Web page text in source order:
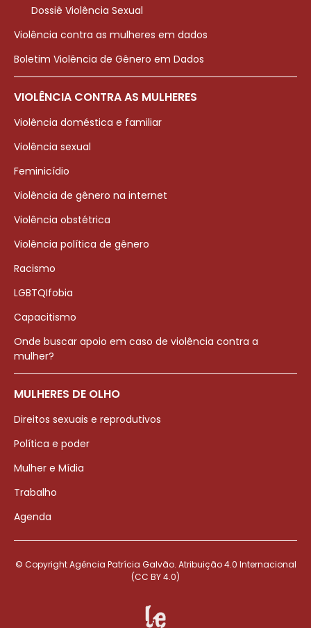
Dossiê Violência Sexual
Violência contra as mulheres em dados
Boletim Violência de Gênero em Dados
VIOLÊNCIA CONTRA AS MULHERES
Violência doméstica e familiar
Violência sexual
Feminicídio
Violência de gênero na internet
Violência obstétrica
Violência política de gênero
Racismo
LGBTQIfobia
Capacitismo
Onde buscar apoio em caso de violência contra a
mulher?
MULHERES DE OLHO
Direitos sexuais e reprodutivos
Política e poder
Mulher e Mídia
Trabalho
Agenda
© Copyright Agência Patrícia Galvão. Atribuição 4.0 Internacional
(CC BY 4.0)